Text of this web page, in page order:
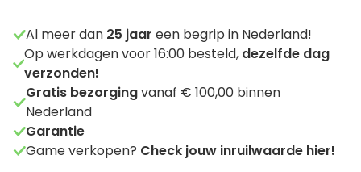
Al meer dan 25 jaar een begrip in Nederland!
Op werkdagen voor 16:00 besteld, dezelfde dag
verzonden!
Gratis bezorgingvanaf € 100,00 binnen
Nederland
Garantie
Game verkopen? Check jouw inruilwaarde hier!